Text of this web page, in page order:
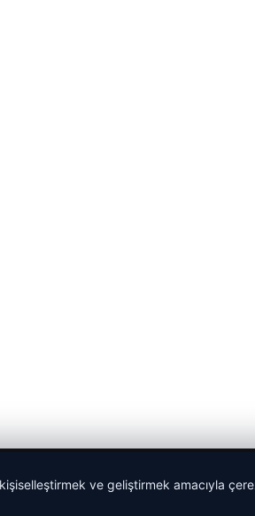
ve geliştirmek amacıyla